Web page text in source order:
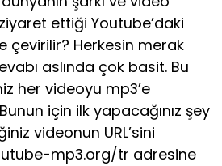
ettiği Youtube’daki
çevirilir? Herkesin merak
aslında çok basit. Bu
her videoyu mp3’e
için ilk yapacağınız şey
videonun URL’sini
mp3.org/tr adresine